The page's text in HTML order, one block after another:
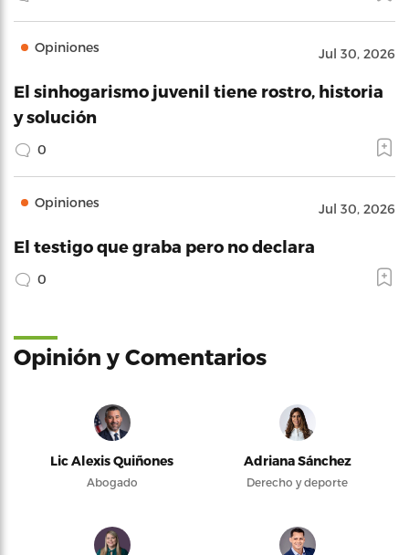
Opiniones Jul 30, 2026
El sinhogarismo juvenil tiene rostro, historia
y solución
0
Opiniones Jul 30, 2026
El testigo que graba pero no declara
0
Opinión y Comentarios
Lic Alexis Quiñones
Abogado
Adriana Sánchez
Derecho y deporte